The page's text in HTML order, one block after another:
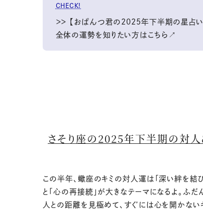
CHECK!
＞＞ 【おぱんつ君の2025年下半期の星占い
全体の運勢を知りたい方はこちら↗
さそり座の2025年下半期の対
この半年、蠍座のキミの対人運は「深い絆を結び
と「心の再接続」が大きなテーマになるよ。ふだ
人との距離を見極めて、すぐには心を開かない